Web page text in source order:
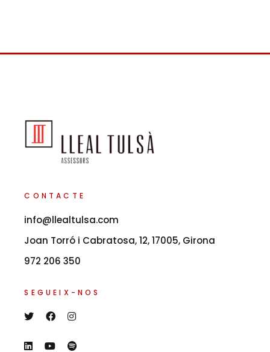
CONTACTE
info@llealtulsa.com
Joan Torró i Cabratosa, 12, 17005, Girona
972 206 350
SEGUEIX-NOS